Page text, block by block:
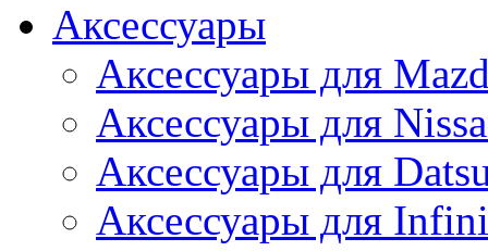
Аксессуары
Аксессуары для
Аксессуары для
Аксессуары для
Аксессуары для